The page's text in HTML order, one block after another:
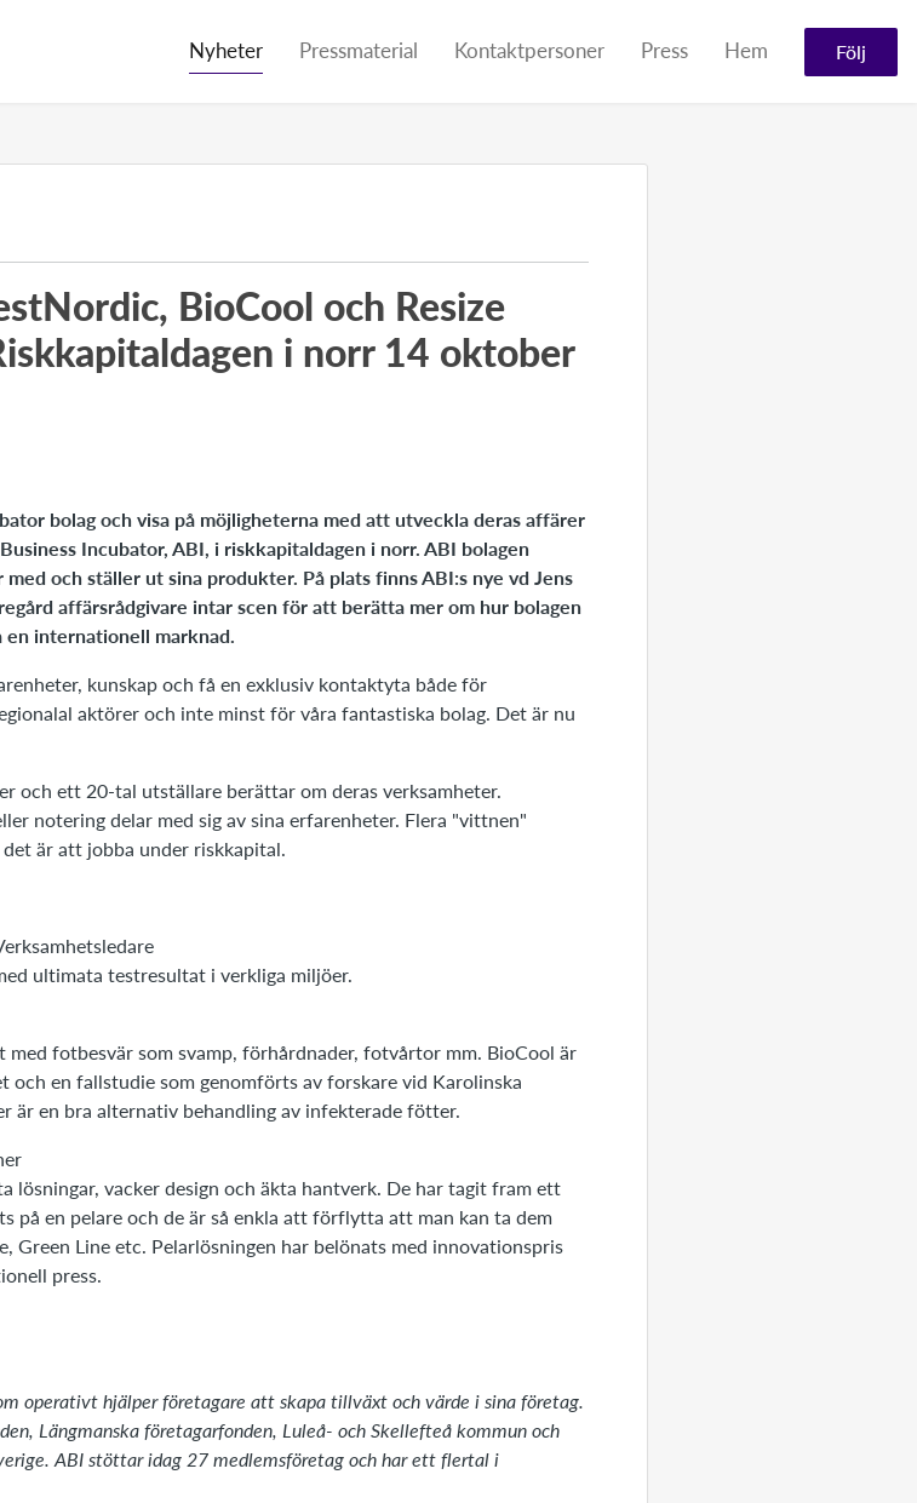
Nyheter Pressmaterial Kontaktpersoner Press Hem Följ
BioCool och Resize
i norr 14 oktober
bolag och visa på möjligheterna med att utveckla deras affärer
Incubator, ABI, i riskkapitaldagen i norr. ABI bolagen
och ställer ut sina produkter. På plats finns ABI:s nye vd Jens
affärsrådgivare intar scen för att berätta mer om hur bolagen
internationell marknad.
kunskap och få en exklusiv kontaktyta både för
aktörer och inte minst för våra fantastiska bolag. Det är nu
och ett 20-tal utställare berättar om deras verksamheter.
notering delar med sig av sina erfarenheter. Flera "vittnen"
är att jobba under riskkapital.
ultimata testresultat i verkliga miljöer.
fotbesvär som svamp, förhårdnader, fotvårtor mm. BioCool är
och en fallstudie som genomförts av forskare vid Karolinska
en bra alternativ behandling av infekterade fötter.
lösningar, vacker design och äkta hantverk. De har tagit fram ett
på en pelare och de är så enkla att förflytta att man kan ta dem
Green Line etc. Pelarlösningen har belönats med innovationspris
press.
operativt hjälper företagare att skapa tillväxt och värde i sina företag.
Längmanska företagarfonden, Luleå- och Skellefteå kommun och
ABI stöttar idag 27 medlemsföretag och har ett flertal i